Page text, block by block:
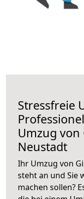
Stressfreie
Umzug von
Neustadt
Ihr Umzug von
steht an und Sie
machen sollen?